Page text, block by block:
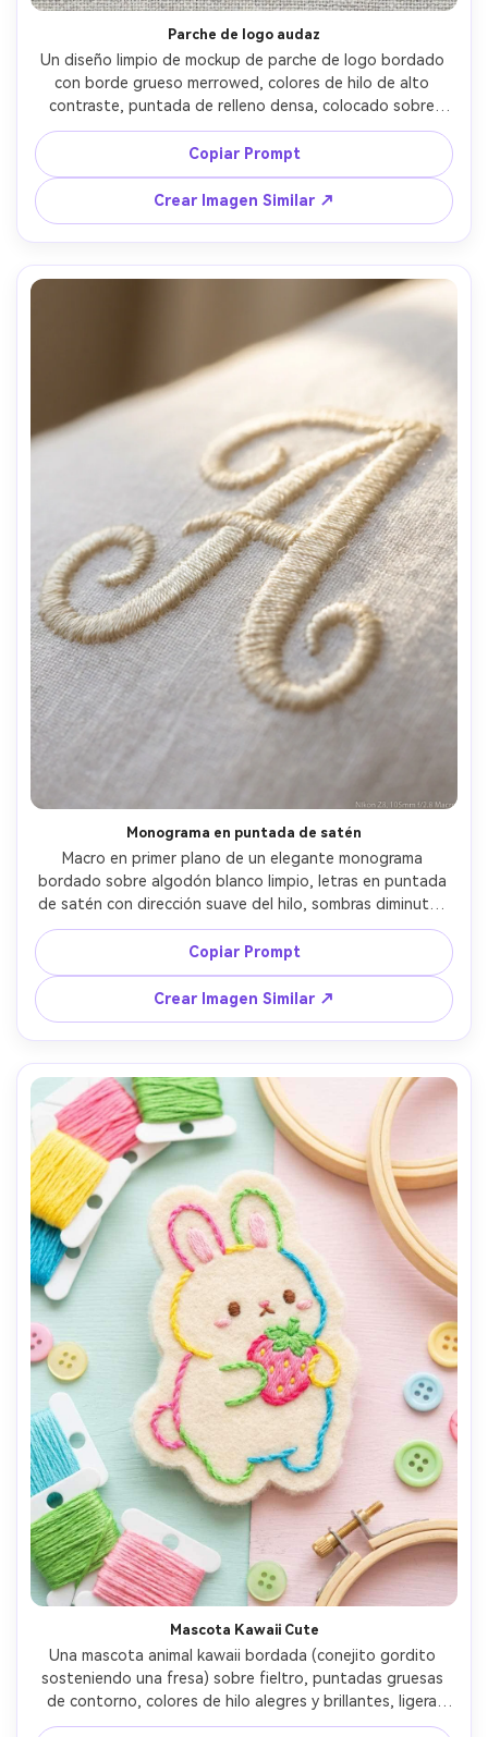
Parche de logo audaz
Un diseño limpio de mockup de parche de logo bordado
con borde grueso merrowed, colores de hilo de alto
contraste, puntada de relleno densa, colocado sobre
fondo neutro con el tejido de la tela visible, bordes
nítidos, simplicidad lista para marca, iluminación de
estudio, tomada con Canon R5, 85mm, ultra nítida,
textura de hilo realista, estilo de foto de producto
comercial --ar 4:5
Copiar Prompt
Crear Imagen Similar ↗
Monograma en puntada de satén
Macro en primer plano de un elegante monograma
bordado sobre algodón blanco limpio, letras en puntada
de satén con dirección suave del hilo, sombras diminutas
en los valles de la puntada, brillo sutil, sensación
minimalista y lujosa, iluminación cálida difusa, tomada con
Nikon Z8, 105mm macro, profundidad de campo reducida,
detalle textil fotorrealista --ar 4:5
Copiar Prompt
Crear Imagen Similar ↗
Mascota Kawaii Cute
Una mascota animal kawaii bordada (conejito gordito
sosteniendo una fresa) sobre fieltro, puntadas gruesas
de contorno, colores de hilo alegres y brillantes, ligera
pelusa en los bordes del fieltro, sobre mesa de